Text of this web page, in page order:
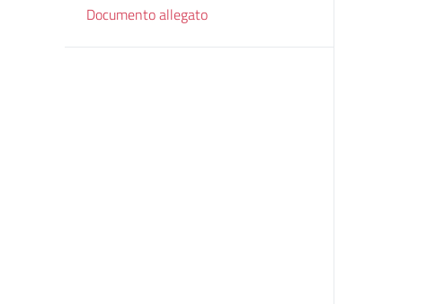
Documento allegato